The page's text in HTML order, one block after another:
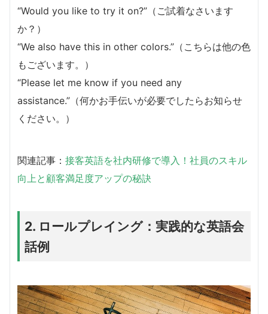
“Would you like to try it on?”（ご試着なさいます
か？）
“We also have this in other colors.”（こちらは他の色
もございます。）
“Please let me know if you need any
assistance.”（何かお手伝いが必要でしたらお知らせ
ください。）
関連記事： 接客英語を社内研修で導入！社員のスキル
向上と顧客満足度アップの秘訣
2. ロールプレイング：実践的な英語会
話例